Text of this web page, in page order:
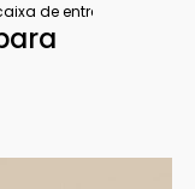
de entregar pizza